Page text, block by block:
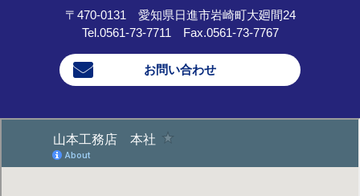
〒470-0131 愛知県日進市岩崎町大廻間24
Tel.0561-73-7711 Fax.0561-73-7767
お問い合わせ